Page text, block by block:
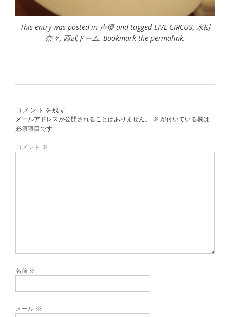
This entry was posted in 声優and taggedLIVE CIRCUS, 水樹
奈々, 西武ドーム. Bookmark the permalink.
コメントを残す
メールアドレスが公開されることはありません。
※ が付いている欄は
必須項目です
コメント ※
名前 ※
メール ※